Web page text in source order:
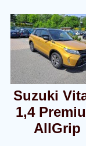
Suzuki
1,4
AllGrip